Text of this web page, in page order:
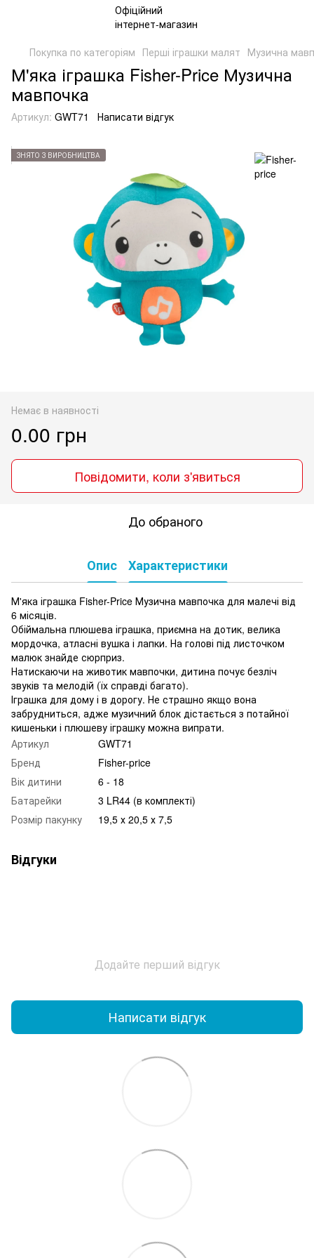
Покупка по категоріям Перші іграшки малят Музична
М'яка іграшка Fisher-Price Музична
мавпочка
Артикул: GWT71 Написати відгук
ЗНЯТО З ВИРОБНИЦТВА
Немає в наявності
0.00 грн
Повідомити, коли з'явиться
До обраного
Опис Характеристики
М'яка іграшка Fisher-Price Музична мавпочка для малечі від
6 місяців.
Обіймальна плюшева іграшка, приємна на дотик, велика
мордочка, атласні вушка і лапки. На голові під листочком
малюк знайде сюрприз.
Натискаючи на животик мавпочки, дитина почує безліч
звуків та мелодій (їх справді багато).
Іграшка для дому і в дорогу. Не страшно якщо вона
забрудниться, адже музичний блок дістається з потайної
кишеньки і плюшеву іграшку можна випрати.
Артикул
GWT71
Бренд
Fisher-price
Вік дитини
6 - 18
Батарейки
3 LR44 (в комплекті)
Розмір пакунку
19,5 х 20,5 х 7,5
Відгуки
Додайте перший відгук
Написати відгук